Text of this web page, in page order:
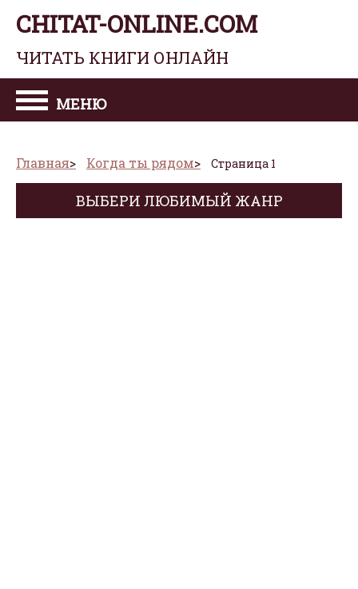
CHITAT-ONLINE.COM
ЧИТАТЬ КНИГИ ОНЛАЙН
МЕНЮ
Главная Когда ты рядом Страница 1
ВЫБЕРИ ЛЮБИМЫЙ ЖАНР